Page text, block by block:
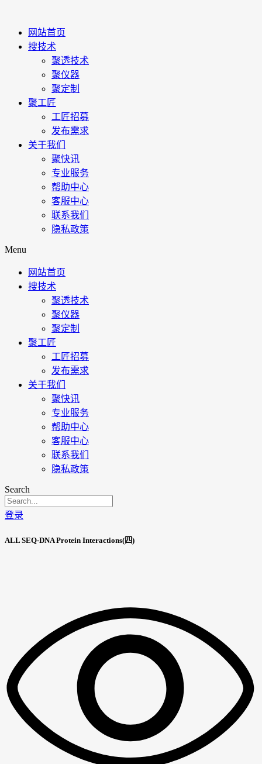
网站首页
搜技术
聚透技术
聚仪器
聚定制
聚工匠
工匠招募
发布需求
关于我们
聚快讯
专业服务
帮助中心
客服中心
联系我们
隐私政策
Menu
网站首页
搜技术
聚透技术
聚仪器
聚定制
聚工匠
工匠招募
发布需求
关于我们
聚快讯
专业服务
帮助中心
客服中心
联系我们
隐私政策
Search
登录
ALL SEQ-DNA Protein Interactions(四)